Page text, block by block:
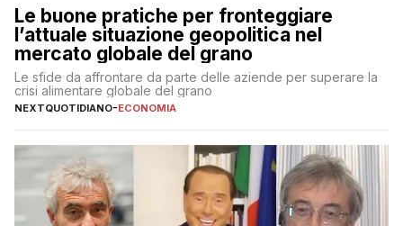
Le buone pratiche per fronteggiare
l’attuale situazione geopolitica nel
mercato globale del grano
Le sfide da affrontare da parte delle aziende per superare la
crisi alimentare globale del grano
NEXTQUOTIDIANO-ECONOMIA